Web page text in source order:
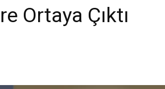
Ortaya Çıktı